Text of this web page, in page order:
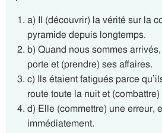
a) Il (découvrir) la vérité sur la
pyramide depuis longtemps.
b) Quand nous sommes
porte et (prendre) ses affaires.
c) Ils étaient fatigués parce
route toute la nuit et
d) Elle (commettre) une erreur,
immédiatement.